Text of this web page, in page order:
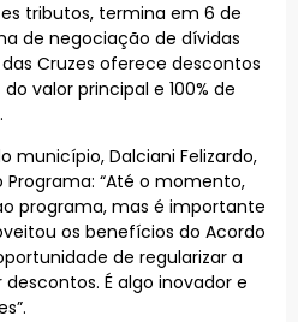
tributos, termina em 6 de
de negociação de dívidas
Cruzes oferece descontos
valor principal e 100% de
município, Dalciani Felizardo,
“Até o momento,
programa, mas é importante
os benefícios do Acordo
de regularizar a
É algo inovador e